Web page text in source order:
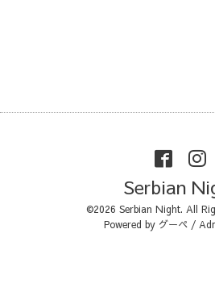
Serbian
©2026 Serbian Night. All
Powered by グーペ/